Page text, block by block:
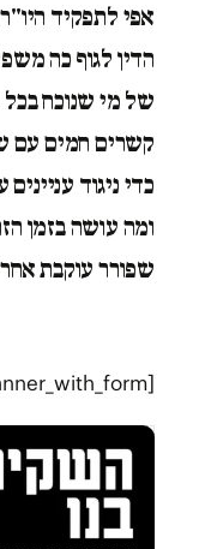
אפי לתפקיד
הדין לגוף כה
של מי שנוכח
קשרים חמים עם
כדי ניגוד
ומה עושה בזמן
שפורר עוקבת
[hamakom_banner_with_form]